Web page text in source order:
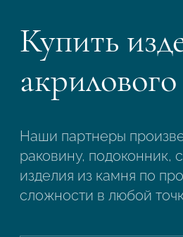
Купить
Наши партнеры
раковину, подоконник,
изделия из камня по
сложности в любой